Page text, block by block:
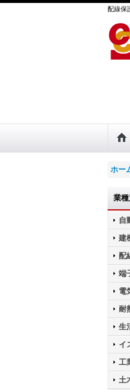
配線保
ホー
業種
自
建
配
端
電
耐
生
イ
工
土